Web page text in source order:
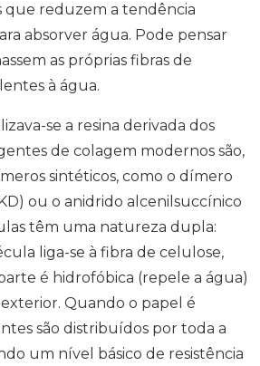
reduzem a tendência
absorver água. Pode pensar
as próprias fibras de
à água.
se a resina derivada dos
de colagem modernos são,
sintéticos, como o dímero
ou o anidrido alcenilsuccínico
têm uma natureza dupla:
liga-se à fibra de celulose,
é hidrofóbica (repele a água)
Quando o papel é
são distribuídos por toda a
um nível básico de resistência